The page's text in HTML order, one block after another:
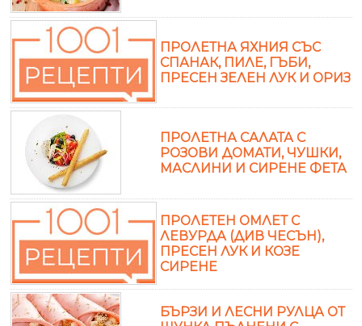
ПРОЛЕТНА ЯХНИЯ СЪС
СПАНАК, ПИЛЕ, ГЪБИ,
ПРЕСЕН ЗЕЛЕН ЛУК И ОРИЗ
ПРОЛЕТНА САЛАТА С
РОЗОВИ ДОМАТИ, ЧУШКИ,
МАСЛИНИ И СИРЕНЕ ФЕТА
ПРОЛЕТЕН ОМЛЕТ С
ЛЕВУРДА (ДИВ ЧЕСЪН),
ПРЕСЕН ЛУК И КОЗЕ
СИРЕНЕ
БЪРЗИ И ЛЕСНИ РУЛЦА ОТ